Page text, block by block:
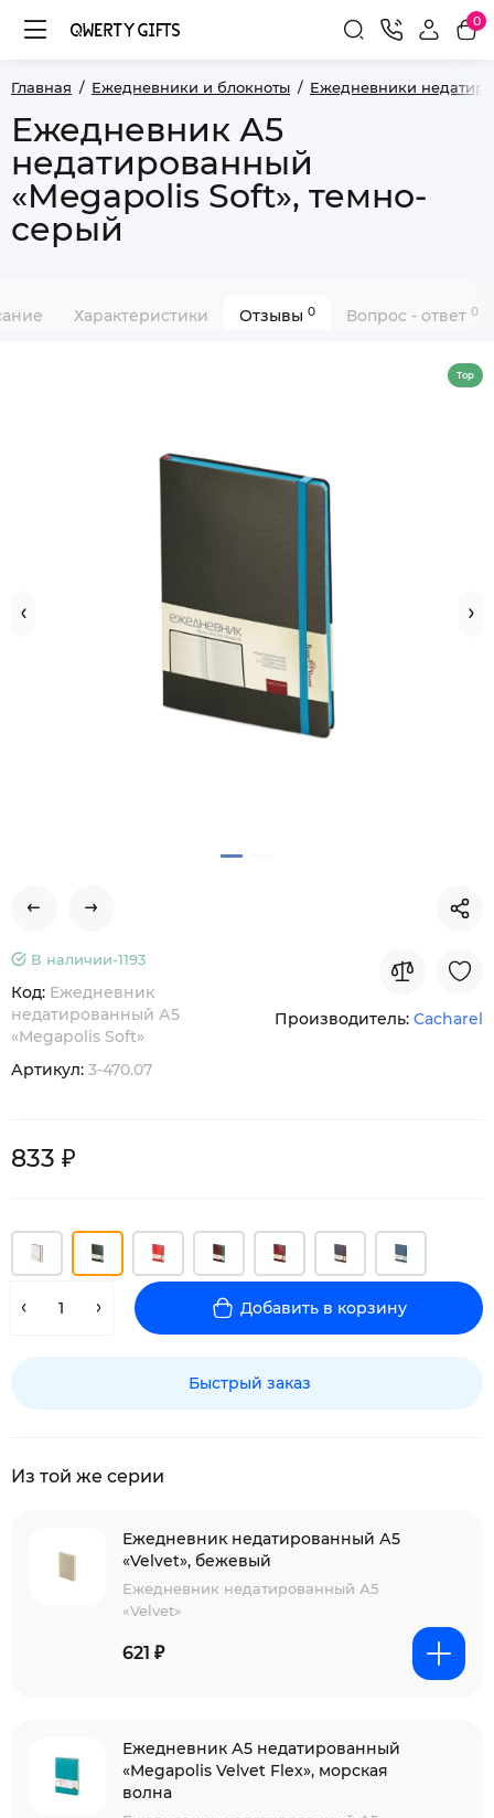
0
Главная Ежедневники и блокноты Ежедневники
Ежедневник А5
недатированный
«Megapolis Soft», темно-
серый
Характеристики Отзывы 0 Вопрос - ответ 0
Top
В наличии-1193
Код: Ежедневник
недатированный А5
«Megapolis Soft»
Артикул: 3-470.07
Производитель: Cacharel
833 ₽
Добавить в корзину
Быстрый заказ
Из той же серии
Ежедневник недатированный А5
«Velvet», бежевый
Ежедневник недатированный А5
«Velvet»
621 ₽
Ежедневник А5 недатированный
«Megapolis Velvet Flex», морская
волна